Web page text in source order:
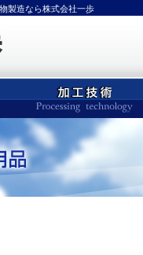
製造なら株式会社一歩